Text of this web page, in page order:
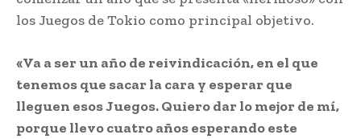
los Juegos de Tokio como principal objetivo.
«Va a ser un año de reivindicación, en el que
tenemos que sacar la cara y esperar que
lleguen esos Juegos. Quiero dar lo mejor de mí,
porque llevo cuatro años esperando este